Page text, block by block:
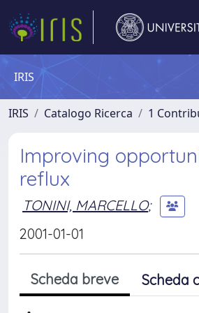
IRIS
IRIS Catalogo Ricerca 1
Improving
reflux
TONINI, MARCELLO;
2001-01-01
Scheda breve Scheda